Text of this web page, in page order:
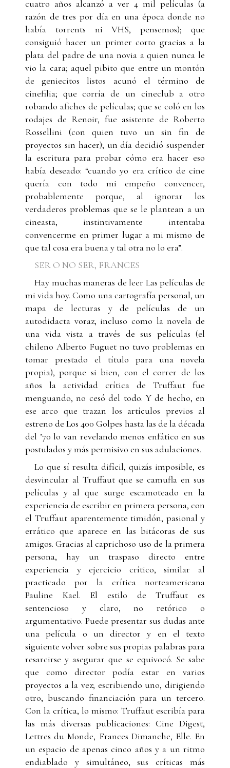
cuatro años alcanzó a ver 4 mil películas (a
razón de tres por día en una época donde no
había torrents ni VHS, pensemos); que
consiguió hacer un primer corto gracias a la
plata del padre de una novia a quien nunca le
vio la cara; aquel pibito que entre un montón
de geniecitos listos acunó el término de
cinefilia; que corría de un cineclub a otro
robando afiches de películas; que se coló en los
rodajes de Renoir, fue asistente de Roberto
Rossellini (con quien tuvo un sin fin de
proyectos sin hacer); un día decidió suspender
la escritura para probar cómo era hacer eso
había deseado: “cuando yo era crítico de cine
quería con todo mi empeño convencer,
probablemente porque, al ignorar los
verdaderos problemas que se le plantean a un
cineasta, instintivamente intentaba
convencerme en primer lugar a mi mismo de
que tal cosa era buena y tal otra no lo era”.
SER O NO SER, FRANCES
Hay muchas maneras de leer Las películas de
mi vida hoy. Como una cartografía personal, un
mapa de lecturas y de películas de un
autodidacta voraz, incluso como la novela de
una vida vista a través de sus películas (el
chileno Alberto Fuguet no tuvo problemas en
tomar prestado el título para una novela
propia), porque si bien, con el correr de los
años la actividad crítica de Truffaut fue
menguando, no cesó del todo. Y de hecho, en
ese arco que trazan los artículos previos al
estreno de Los 400 Golpes hasta las de la década
del ’70 lo van revelando menos enfático en sus
postulados y más permisivo en sus adulaciones.
Lo que sí resulta difícil, quizás imposible, es
desvincular al Truffaut que se camufla en sus
películas y al que surge escamoteado en la
experiencia de escribir en primera persona, con
el Truffaut aparentemente timidón, pasional y
errático que aparece en las bitácoras de sus
amigos. Gracias al caprichoso uso de la primera
persona, hay un traspaso directo entre
experiencia y ejercicio crítico, similar al
practicado por la crítica norteamericana
Pauline Kael. El estilo de Truffaut es
sentencioso y claro, no retórico o
argumentativo. Puede presentar sus dudas ante
una película o un director y en el texto
siguiente volver sobre sus propias palabras para
resarcirse y asegurar que se equivocó. Se sabe
que como director podía estar en varios
proyectos a la vez; escribiendo uno, dirigiendo
otro, buscando financiación para un tercero.
Con la crítica, lo mismo: Truffaut escribía para
las más diversas publicaciones: Cine Digest,
Lettres du Monde, Frances Dimanche, Elle. En
un espacio de apenas cinco años y a un ritmo
endiablado y simultáneo, sus críticas más